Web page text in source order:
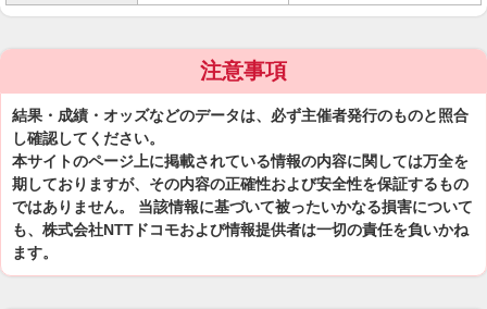
注意事項
結果・成績・オッズなどのデータは、必ず主催者発行のものと照合
し確認してください。
本サイトのページ上に掲載されている情報の内容に関しては万全を
期しておりますが、その内容の正確性および安全性を保証するもの
ではありません。 当該情報に基づいて被ったいかなる損害について
も、株式会社NTTドコモおよび情報提供者は一切の責任を負いかね
ます。